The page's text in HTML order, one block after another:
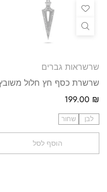
שרשראות גברים
שרשרת כסף חץ חלול
199.00 ₪
לבן שחור
הוסף לסל